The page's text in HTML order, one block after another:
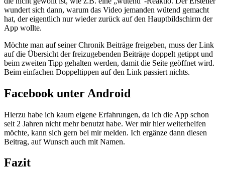
wundert sich dann, warum das Video jemanden wütend gemacht
hat, der eigentlich nur wieder zurück auf den Hauptbildschirm der
App wollte.
Möchte man auf seiner Chronik Beiträge freigeben, muss der Link
auf die Übersicht der freizugebenden Beiträge doppelt getippt und
beim zweiten Tipp gehalten werden, damit die Seite geöffnet wird.
Beim einfachen Doppeltippen auf den Link passiert nichts.
Facebook unter Android
Hierzu habe ich kaum eigene Erfahrungen, da ich die App schon
seit 2 Jahren nicht mehr benutzt habe. Wer mir hier weiterhelfen
möchte, kann sich gern bei mir melden. Ich ergänze dann diesen
Beitrag, auf Wunsch auch mit Namen.
Fazit